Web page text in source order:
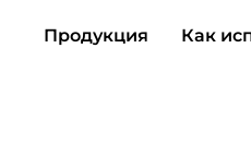
Продукция Как